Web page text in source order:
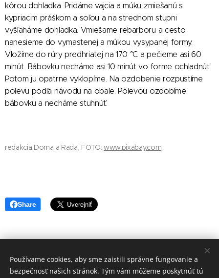
kôrou dohladka. Pridáme vajcia a múku zmiešanú s
kypriacim práškom a soľou a na strednom stupni
vyšľaháme dohladka. Vmiešame rebarboru a cesto
nanesieme do vymastenej a múkou vysypanej formy.
Vložíme do rúry predhriatej na 170 °C a pečieme asi 60
minút. Bábovku necháme asi 10 minút vo forme ochladnúť.
Potom ju opatrne vyklopíme. Na ozdobenie rozpustíme
polevu podľa návodu na obale. Polevou ozdobíme
bábovku a necháme stuhnúť.
redakcia Doma a Rada, FOTO:www.pixabay.com
Share
redakcia Doma a Rada
Používame cookies, aby sme zaistili správne fungovanie a
bezpečnosť našich stránok. Tým vám môžeme poskytnúť tú